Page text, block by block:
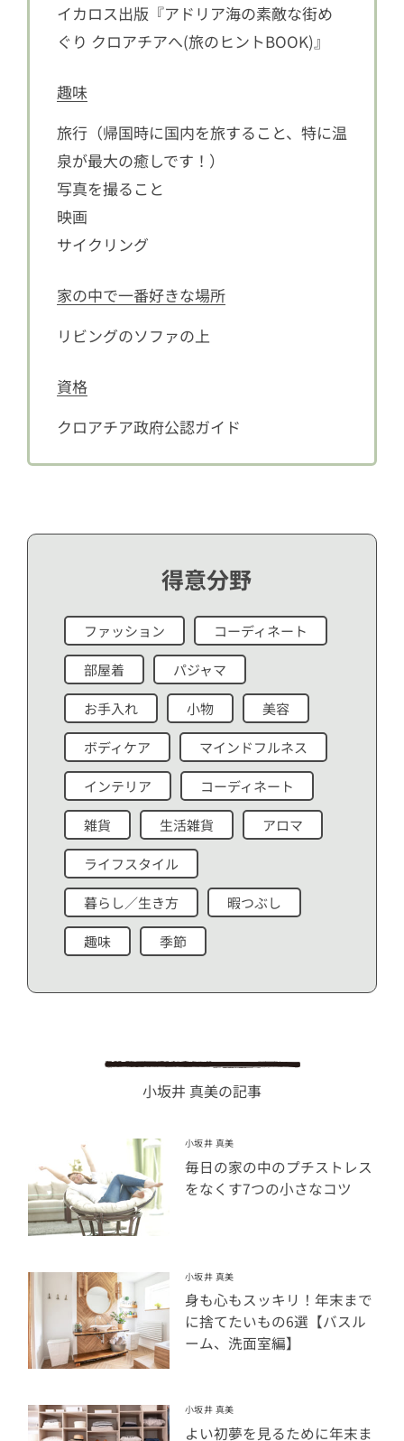
イカロス出版『アドリア海の素敵な街め
ぐり クロアチアへ(旅のヒントBOOK)』
趣味
旅行（帰国時に国内を旅すること、特に温
泉が最大の癒しです！）
写真を撮ること
映画
サイクリング
家の中で一番好きな場所
リビングのソファの上
資格
クロアチア政府公認ガイド
得意分野
ファッション コーディネート
部屋着 パジャマ
お手入れ 小物 美容
ボディケア マインドフルネス
インテリア コーディネート
雑貨 生活雑貨 アロマ
ライフスタイル
暮らし／生き方 暇つぶし
趣味 季節
小坂井 真美の記事
小坂井 真美
毎日の家の中のプチストレス
をなくす7つの小さなコツ
小坂井 真美
身も心もスッキリ！年末まで
に捨てたいもの6選【バスル
ーム、洗面室編】
小坂井 真美
よい初夢を見るために年末ま